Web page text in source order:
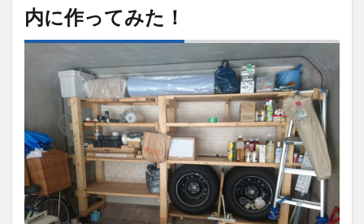
内に
者必
見！
2×4
材で
DIY
した
収納
内に作ってみた！